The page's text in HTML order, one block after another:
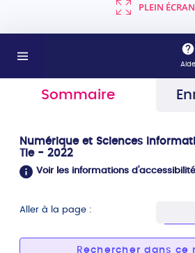
PLEIN ÉCRAN